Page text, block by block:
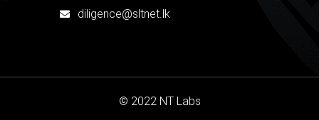
diligence@sltnet.lk
© 2022 NT Labs